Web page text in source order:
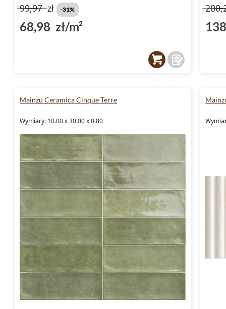
99,97zł -31%
68,98 zł/m²
Mainzu Ceramica Cinque Terre
Wymiary: 10.00 x 30.00 x 0.80